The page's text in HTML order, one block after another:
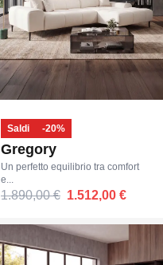
Saldi -20%
Gregory
Un perfetto equilibrio tra comfort
e...
1.890,00 € 1.512,00 €